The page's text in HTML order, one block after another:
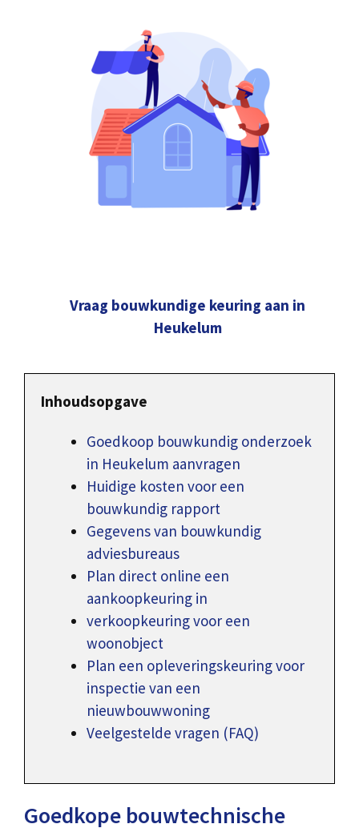
Vraag bouwkundige keuring aan in
Heukelum
Inhoudsopgave
Goedkoop bouwkundig onderzoek
in Heukelum aanvragen
Huidige kosten voor een
bouwkundig rapport
Gegevens van bouwkundig
adviesbureaus
Plan direct online een
aankoopkeuring in
verkoopkeuring voor een
woonobject
Plan een opleveringskeuring voor
inspectie van een
nieuwbouwwoning
Veelgestelde vragen (FAQ)
Goedkope bouwtechnische